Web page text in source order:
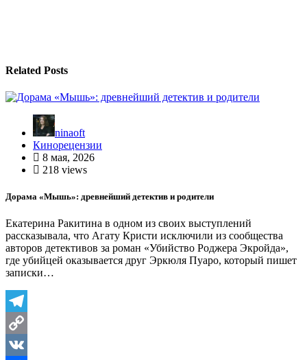
Related Posts
ninaoft
Кинорецензии
8 мая, 2026
218 views
Дорама «Мышь»: древнейший детектив и родители
Екатерина Ракитина в одном из своих выступлений
рассказывала, что Агату Кристи исключили из сообщества
авторов детективов за роман «Убийство Роджера Экройда»,
где убийцей оказывается друг Эркюля Пуаро, который пишет
записки…
Telegram
Copy